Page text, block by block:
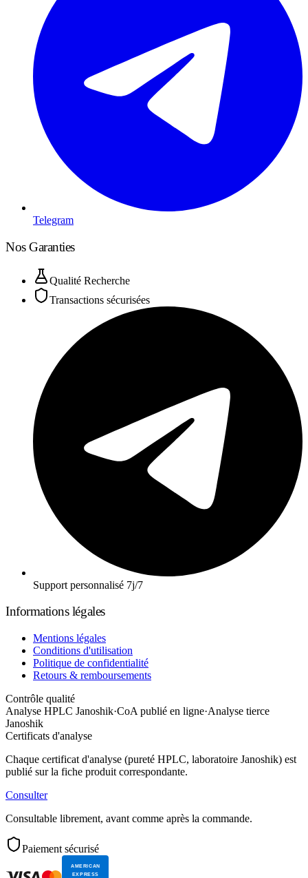
Telegram
Nos Garanties
Qualité Recherche
Transactions sécurisées
Support personnalisé 7j/7
Informations légales
Mentions légales
Conditions d'utilisation
Politique de confidentialité
Retours & remboursements
Contrôle qualité
Analyse HPLC Janoshik·CoA publié en ligne·Analyse tierce
Janoshik
Certificats d'analyse
Chaque certificat d'analyse (pureté HPLC, laboratoire Janoshik) est
publié sur la fiche produit correspondante.
Consulter
Consultable librement, avant comme après la commande.
Paiement sécurisé